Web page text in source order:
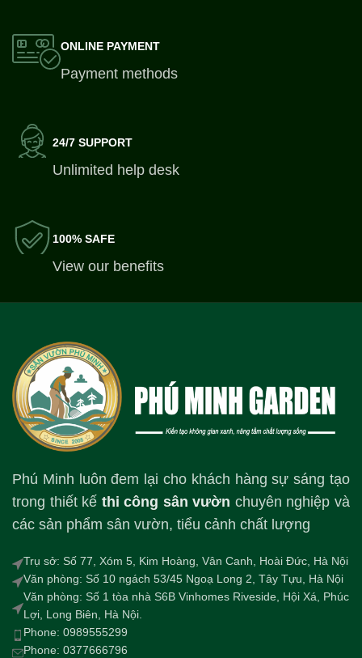
ONLINE PAYMENT
Payment methods
24/7 SUPPORT
Unlimited help desk
100% SAFE
View our benefits
Phú Minh luôn đem lại cho khách hàng sự sáng tạo
trong thiết kế thi công sân vườn chuyên nghiệp và
các sản phẩm sân vườn, tiểu cảnh chất lượng
Trụ sở: Số 77, Xóm 5, Kim Hoàng, Vân Canh, Hoài Đức, Hà Nội
Văn phòng: Số 10 ngách 53/45 Ngoạ Long 2, Tây Tựu, Hà Nội
Văn phòng: Số 1 tòa nhà S6B Vinhomes Riveside, Hội Xá, Phúc
Lợi, Long Biên, Hà Nội.
Phone: 0989555299
Phone: 0377666796